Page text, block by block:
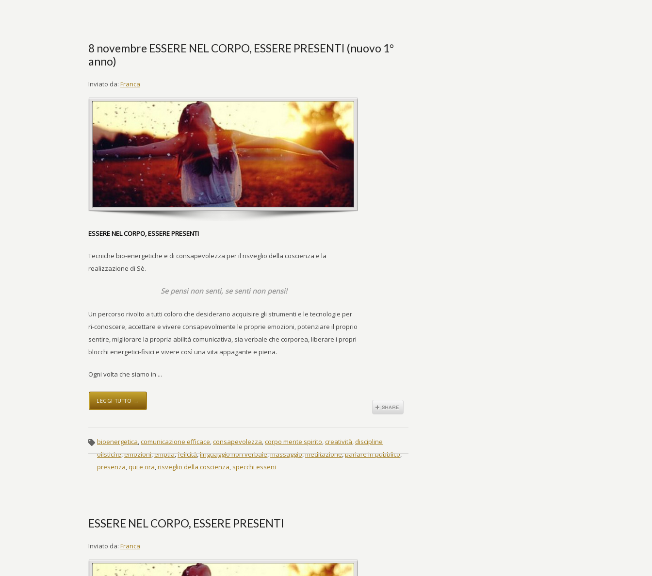
8 novembre ESSERE NEL CORPO, ESSERE PRESENTI (nuovo 1°
anno)
Inviato da: Franca
ESSERE NEL CORPO, ESSERE PRESENTI
Tecniche bio-energetiche e di consapevolezza per il risveglio della coscienza e la
realizzazione di Sè.
Se pensi non senti, se senti non pensi!
Un percorso rivolto a tutti coloro che desiderano acquisire gli strumenti e le tecnologie per
ri-conoscere, accettare e vivere consapevolmente le proprie emozioni, potenziare il proprio
sentire, migliorare la propria abilità comunicativa, sia verbale che corporea, liberare i propri
blocchi energetici-fisici e vivere così una vita appagante e piena.
Ogni volta che siamo in ...
LEGGI TUTTO →
bioenergetica,comunicazione efficace,consapevolezza,corpo mente spirito,creatività,discipline
olistiche,emozioni,emptia,felicità,linguaggio non verbale,massaggio,meditazione,parlare in pubblico,
presenza,qui e ora,risveglio della coscienza, specchi esseni
ESSERE NEL CORPO, ESSERE PRESENTI
Inviato da: Franca